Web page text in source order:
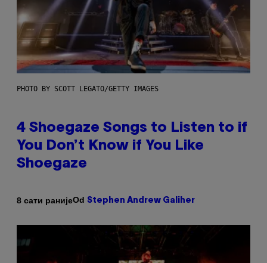
PHOTO BY SCOTT LEGATO/GETTY IMAGES
4 Shoegaze Songs to Listen to if
You Don’t Know if You Like
Shoegaze
8 сати ранијеOd Stephen Andrew Galiher